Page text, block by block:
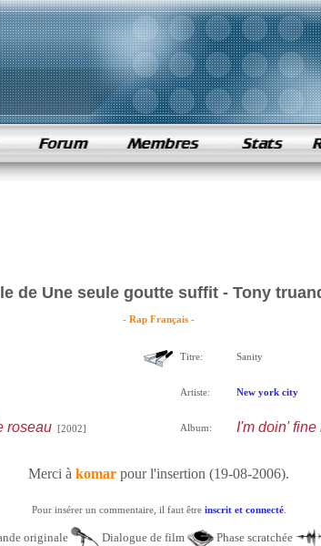
de Une seule goutte suffit - Tony
- Rap Français -
roseau[2002]
Titre: Sanity
Artiste: New york city
Album: I'm doin' fine
Merci à komar pour l'insertion (19-08-2006).
Pour insérer un commentaire, il faut être inscrit et connecté.
originale Dialogue de film Phase scratchée